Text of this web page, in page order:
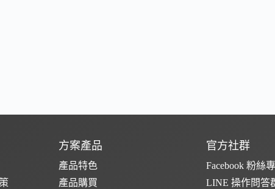
方案產品
產品特色
產品購買
官方社群
Facebook 粉絲
LINE 操作問答